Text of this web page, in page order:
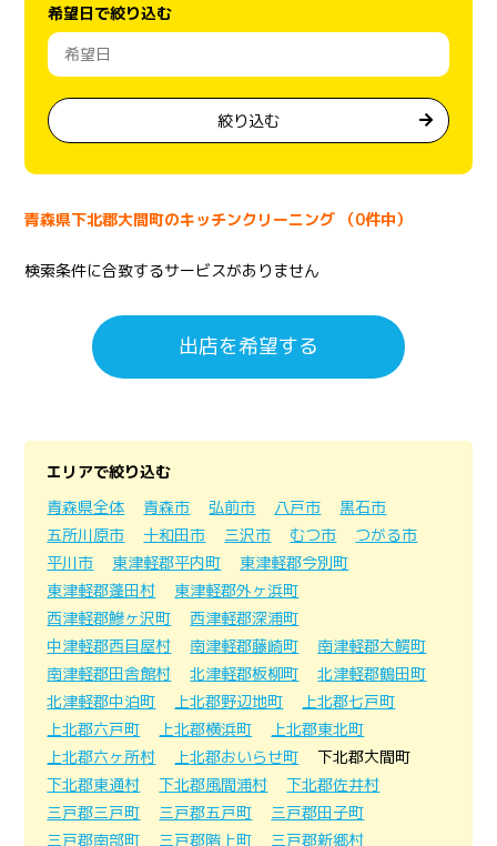
希望日で絞り込む
絞り込む
青森県下北郡大間町のキッチンクリーニング （0件中）
検索条件に合致するサービスがありません
出店を希望する
エリアで絞り込む
青森県全体
青森市 弘前市 八戸市
黒石市
五所川原市
十和田市 三沢市 むつ市
つがる市
平川市
東津軽郡平内町
東津軽郡今別町
東津軽郡蓬田村
東津軽郡外ヶ浜町
西津軽郡鰺ヶ沢町
西津軽郡深浦町
中津軽郡西目屋村
南津軽郡藤崎町
南津軽郡大鰐町
南津軽郡田舎館村
北津軽郡板柳町
北津軽郡鶴田町
北津軽郡中泊町
上北郡野辺地町
上北郡七戸町
上北郡六戸町
上北郡横浜町
上北郡東北町
上北郡六ヶ所村
上北郡おいらせ町
下北郡大間町
下北郡東通村
下北郡風間浦村
下北郡佐井村
三戸郡三戸町
三戸郡五戸町
三戸郡田子町
三戸郡南部町
三戸郡階上町 三戸郡新郷村